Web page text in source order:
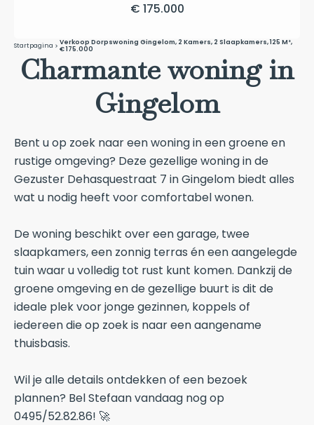
€ 175.000
Startpagina
Verkoop Dorpswoning Gingelom, 2 Kamers, 2 Slaapkamers, 125 M²,
€ 175.000
Charmante woning in
Gingelom
Bent u op zoek naar een woning in een groene en
rustige omgeving? Deze gezellige woning in de
Gezuster Dehasquestraat 7 in Gingelom biedt alles
wat u nodig heeft voor comfortabel wonen.
De woning beschikt over een garage, twee
slaapkamers, een zonnig terras én een aangelegde
tuin waar u volledig tot rust kunt komen. Dankzij de
groene omgeving en de gezellige buurt is dit de
ideale plek voor jonge gezinnen, koppels of
iedereen die op zoek is naar een aangename
thuisbasis.
Wil je alle details ontdekken of een bezoek
plannen? Bel Stefaan vandaag nog op
0495/52.82.86! 🚀